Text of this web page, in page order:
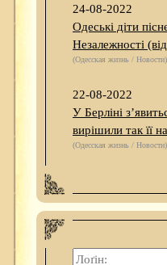
24-08-2022
Одеські діти
Незалежності
(Одесская жизнь / Новости)
22-08-2022
У Берліні
вирішили так її
(Одесская жизнь / Новости)